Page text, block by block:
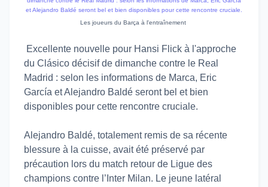
Les joueurs du Barça à l'entraînement
Excellente nouvelle pour Hansi Flick à l'approche
du Clásico décisif de dimanche contre le Real
Madrid : selon les informations de Marca, Eric
García et Alejandro Baldé seront bel et bien
disponibles pour cette rencontre cruciale.
Alejandro Baldé, totalement remis de sa récente
blessure à la cuisse, avait été préservé par
précaution lors du match retour de Ligue des
champions contre l’Inter Milan. Le jeune latéral